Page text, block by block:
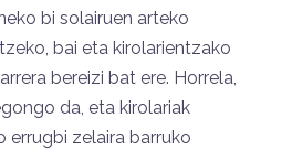
bi solairuen arteko
bai eta kirolarientzako
bereizi bat ere. Horrela,
da, eta kirolariak
zelaira barruko